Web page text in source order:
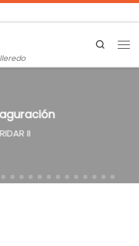
Search
II